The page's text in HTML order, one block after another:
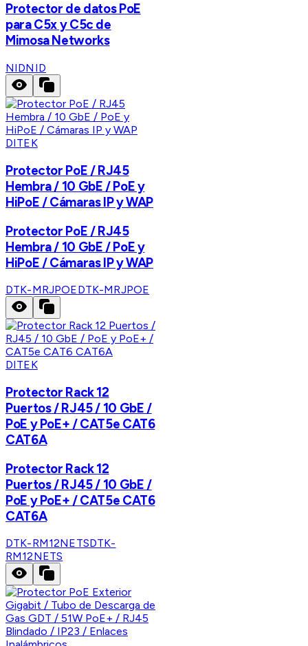
Protector de datos PoE
para C5x y C5c de
Mimosa Networks
NIDNID
DITEK
Protector PoE / RJ45
Hembra / 10 GbE / PoE y
HiPoE / Cámaras IP y WAP
Protector PoE / RJ45
Hembra / 10 GbE / PoE y
HiPoE / Cámaras IP y WAP
DTK-MRJPOEDTK-MRJPOE
DITEK
Protector Rack 12
Puertos / RJ45 / 10 GbE /
PoE y PoE+ / CAT5e CAT6
CAT6A
Protector Rack 12
Puertos / RJ45 / 10 GbE /
PoE y PoE+ / CAT5e CAT6
CAT6A
DTK-RM12NETSDTK-
RM12NETS